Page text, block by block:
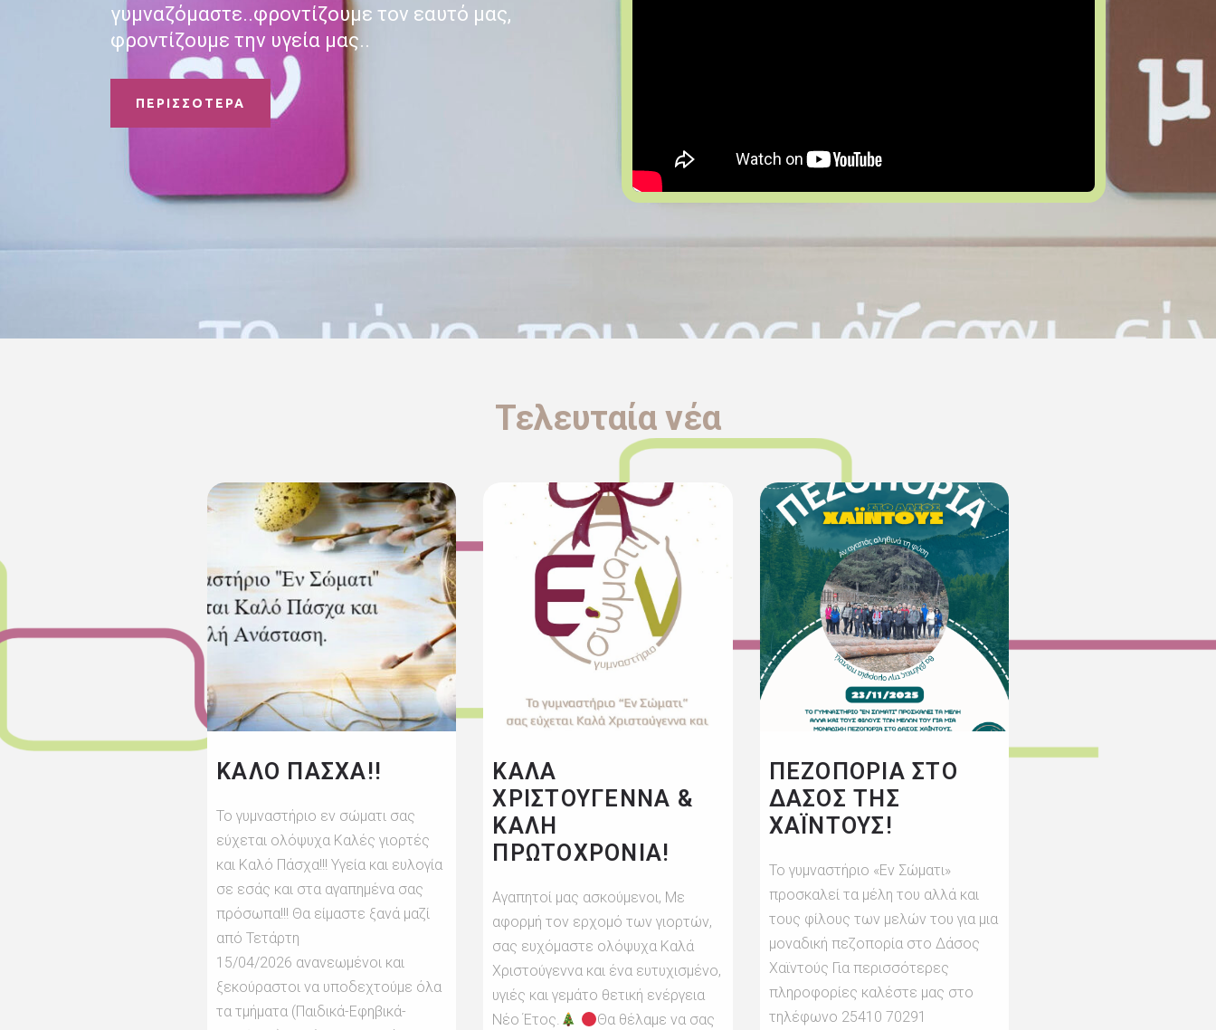
γυμναζόμαστε..φροντίζουμε τον εαυτό μας,
φροντίζουμε την υγεία μας..
ΠΕΡΙΣΣΌΤΕΡΑ
Τελευταία νέα
ΚΑΛΌ ΠΆΣΧΑ!!
Το γυμναστήριο εν σώματι σας
εύχεται ολόψυχα Καλές γιορτές
και Καλό Πάσχα!!! Υγεία και ευλογία
σε εσάς και στα αγαπημένα σας
πρόσωπα!!! Θα είμαστε ξανά μαζί
από Τετάρτη
15/04/2026 ανανεωμένοι και
ξεκούραστοι να υποδεχτούμε όλα
τα τμήματα (Παιδικά-Εφηβικά-
ΚΑΛΆ
ΧΡΙΣΤΟΎΓΕΝΝΑ &
ΚΑΛΉ
ΠΡΩΤΟΧΡΟΝΙΆ!
Αγαπητοί μας ασκούμενοι, Με
αφορμή τον ερχομό των γιορτών,
σας ευχόμαστε ολόψυχα Καλά
Χριστούγεννα και ένα ευτυχισμένο,
υγιές και γεμάτο θετική ενέργεια
Νέο Έτος.
Θα θέλαμε να σας
ΠΕΖΟΠΟΡΙΑ ΣΤΟ
ΔΑΣΟΣ ΤΗΣ
ΧΑΪΝΤΟΥΣ!
Το γυμναστήριο «Εν Σώματι»
προσκαλεί τα μέλη του αλλά και
τους φίλους των μελών του για μια
μοναδική πεζοπορία στο Δάσος
Χαϊντούς Για περισσότερες
πληροφορίες καλέστε μας στο
τηλέφωνο 25410 70291